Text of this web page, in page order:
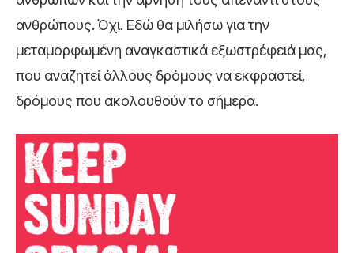
ανθρώπους. Όχι. Εδώ θα μιλήσω για την
μεταμορφωμένη αναγκαστικά εξωστρέφειά μας,
που αναζητεί άλλους δρόμους να εκφραστεί,
δρόμους που ακολουθούν το σήμερα.